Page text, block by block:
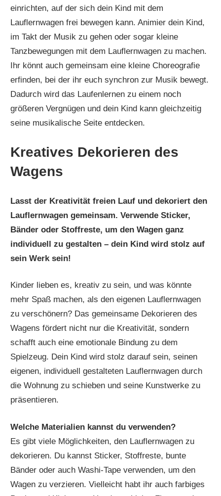
einrichten, auf der sich dein Kind mit dem
Lauflernwagen frei bewegen kann. Animier dein Kind,
im Takt der Musik zu gehen oder sogar kleine
Tanzbewegungen mit dem Lauflernwagen zu machen.
Ihr könnt auch gemeinsam eine kleine Choreografie
erfinden, bei der ihr euch synchron zur Musik bewegt.
Dadurch wird das Laufenlernen zu einem noch
größeren Vergnügen und dein Kind kann gleichzeitig
seine musikalische Seite entdecken.
Kreatives Dekorieren des
Wagens
Lasst der Kreativität freien Lauf und dekoriert den
Lauflernwagen gemeinsam. Verwende Sticker,
Bänder oder Stoffreste, um den Wagen ganz
individuell zu gestalten – dein Kind wird stolz auf
sein Werk sein!
Kinder lieben es, kreativ zu sein, und was könnte
mehr Spaß machen, als den eigenen Lauflernwagen
zu verschönern? Das gemeinsame Dekorieren des
Wagens fördert nicht nur die Kreativität, sondern
schafft auch eine emotionale Bindung zu dem
Spielzeug. Dein Kind wird stolz darauf sein, seinen
eigenen, individuell gestalteten Lauflernwagen durch
die Wohnung zu schieben und seine Kunstwerke zu
präsentieren.
Welche Materialien kannst du verwenden?
Es gibt viele Möglichkeiten, den Lauflernwagen zu
dekorieren. Du kannst Sticker, Stoffreste, bunte
Bänder oder auch Washi-Tape verwenden, um den
Wagen zu verzieren. Vielleicht habt ihr auch farbiges